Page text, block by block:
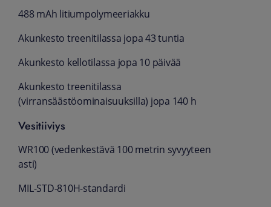
488 mAh litiumpolymeeriakku
Akunkesto treenitilassa jopa 43 tuntia
Akunkesto kellotilassa jopa 10 päivää
Akunkesto treenitilassa
(virransäästöominaisuuksilla) jopa 140 h
Vesitiiviys
WR100 (vedenkestävä 100 metrin syvyyteen
asti)
MIL-STD-810H-standardi